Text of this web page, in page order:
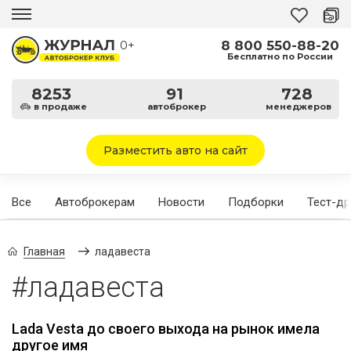
0+
8253
в продаже
91
автоброкер
728
менеджеров
8 800 550-88-20
Бесплатно по России
Разместить авто на сайт
Все Автоброкерам Новости Подборки Тест-
Главная ладавеста
#ладавеста
Lada Vesta до своего выхода на рынок имела
другое имя